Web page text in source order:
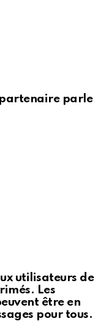
parle
utilisateurs de
Les
être en
pour tous.